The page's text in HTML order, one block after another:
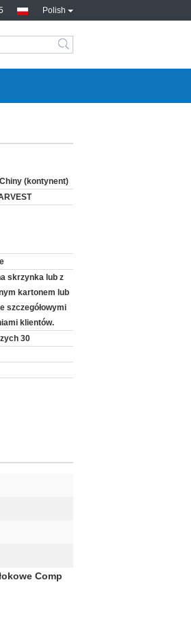
Polish
search
(kontynent)
skrzynka lub z
kartonem lub
szczegółowymi
klientów.
30
Comp